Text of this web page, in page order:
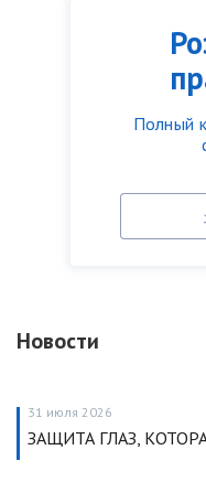
Полный
Новости
31 июля 2026
ЗАЩИТА ГЛАЗ,